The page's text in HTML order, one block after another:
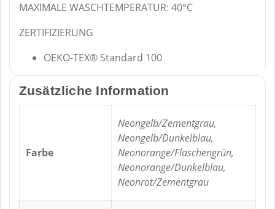
MAXIMALE WASCHTEMPERATUR: 40°C
ZERTIFIZIERUNG
OEKO-TEX® Standard 100
Zusätzliche Information
Farbe
Neongelb/Zementgrau,
Neongelb/Dunkelblau,
Neonorange/Flaschengrün,
Neonorange/Dunkelblau,
Neonrot/Zementgrau